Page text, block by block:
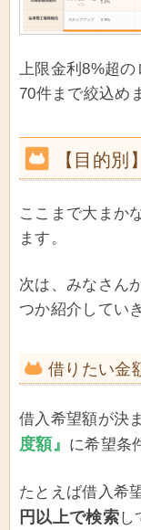
上限金利8%超の
70件まで絞込め
【目的
ここまで大まか
ます。
次は、みなさん
つか紹介してい
借りたい金
借入希望額が決
度額』 に希望条
たとえば借入希
円以上で検索し